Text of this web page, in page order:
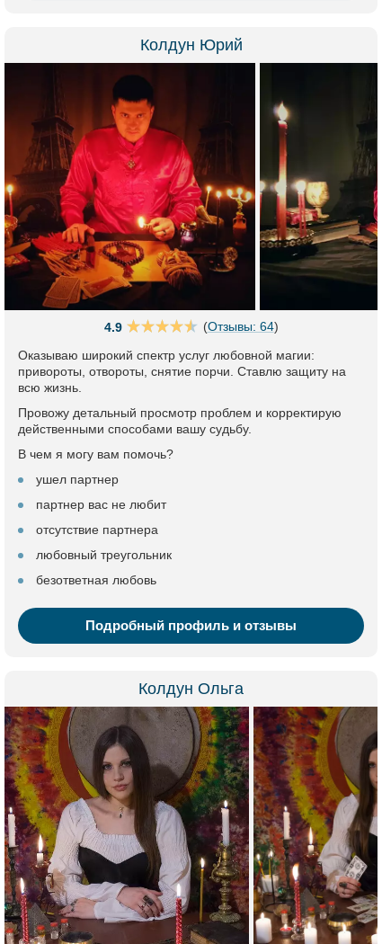
Колдун Юрий
4.9 (Отзывы: 64)
Оказываю широкий спектр услуг любовной магии:
привороты, отвороты, снятие порчи. Ставлю защиту на
всю жизнь.
Провожу детальный просмотр проблем и корректирую
действенными способами вашу судьбу.
В чем я могу вам помочь?
ушел партнер
партнер вас не любит
отсутствие партнера
любовный треугольник
безответная любовь
Подробный профиль и отзывы
Колдун Ольга